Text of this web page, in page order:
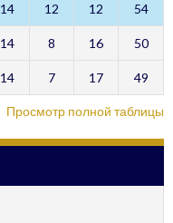
14 12 12 54
14 8 16 50
14 7 17 49
Просмотр полной таблицы